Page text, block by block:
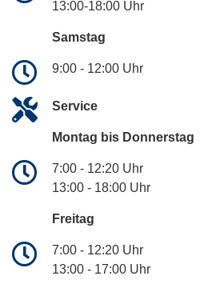
13:00-18:00 Uhr
Samstag
9:00 - 12:00 Uhr
Service
Montag bis Donnerstag
7:00 - 12:20 Uhr
13:00 - 18:00 Uhr
Freitag
7:00 - 12:20 Uhr
13:00 - 17:00 Uhr